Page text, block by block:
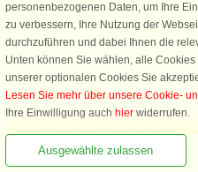
personenbezogenen Daten, um Ihre
zu verbessern, Ihre Nutzung der
durchzuführen und dabei Ihnen die
Unten können Sie wählen, alle
unserer optionalen Cookies Sie
Lesen Sie mehr über unsere Cookie-
Ihre Einwilligung auch hier widerrufen.
Notwendige: Diese Cookies tragen
funktioniert, indem sie
Ausgewählte zulassen